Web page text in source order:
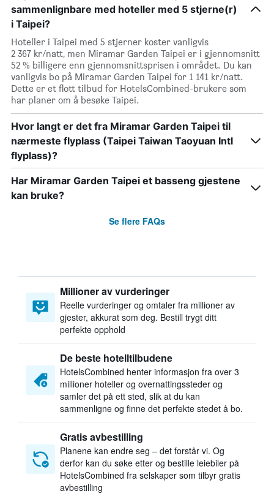
sammenlignbare med hoteller med 5 stjerne(r)
i Taipei?
Hoteller i Taipei med 5 stjerner koster vanligvis
2 367 kr/natt, men Miramar Garden Taipei er i gjennomsnitt
52 % billigere enn gjennomsnittsprisen i området. Du kan
vanligvis bo på Miramar Garden Taipei for 1 141 kr/natt.
Dette er et flott tilbud for HotelsCombined-brukere som
har planer om å besøke Taipei.
Hvor langt er det fra Miramar Garden Taipei til
nærmeste flyplass (Taipei Taiwan Taoyuan Intl
flyplass)?
Har Miramar Garden Taipei et basseng gjestene
kan bruke?
Se flere FAQs
Millioner av vurderinger
Reelle vurderinger og omtaler fra millioner av
gjester, akkurat som deg. Bestill trygt ditt
perfekte opphold
De beste hotelltilbudene
HotelsCombined henter informasjon fra over 3
millioner hoteller og overnattingssteder og
samler det på ett sted, slik at du kan
sammenligne og finne det perfekte stedet å bo.
Gratis avbestilling
Planene kan endre seg – det forstår vi. Og
derfor kan du søke etter og bestille leiebiler på
HotelsCombined fra selskaper som tilbyr gratis
avbestilling